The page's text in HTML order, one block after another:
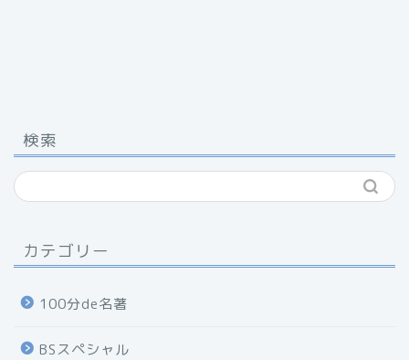
検索
カテゴリー
100分de名著
BSスペシャル